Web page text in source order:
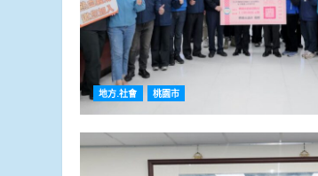
地方.社會 桃園市